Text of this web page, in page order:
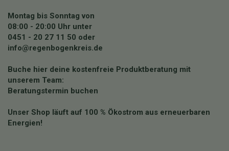
Montag bis Sonntag von
08:00 - 20:00 Uhr unter
0451 - 20 27 11 50 oder
info@regenbogenkreis.de
Buche hier deine kostenfreie Produktberatung mit
unserem Team:
Beratungstermin buchen
Unser Shop läuft auf 100 % Ökostrom aus erneuerbaren
Energien!